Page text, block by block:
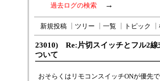
過去ログの検索 →
新規投稿 ツリー 一覧 トピック
23010) Re:片切スイッチとフル2線
ついて
おそらくはリモコンスイッチONが優先で